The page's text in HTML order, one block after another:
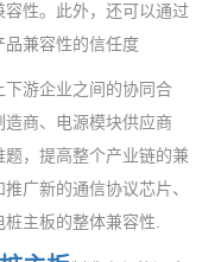
性。此外，还可以通过
品兼容性的信任度
下游企业之间的协同合
商、电源模块供应商
，提高整个产业链的兼
广新的通信协议芯片、
主板的整体兼容性.